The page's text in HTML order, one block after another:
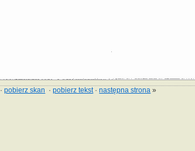
·pobierz skan ·pobierz tekst·następna strona »